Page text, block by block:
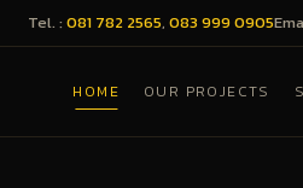
Tel. : 081 782 2565, 083 999 0905
HOME OUR PROJECTS